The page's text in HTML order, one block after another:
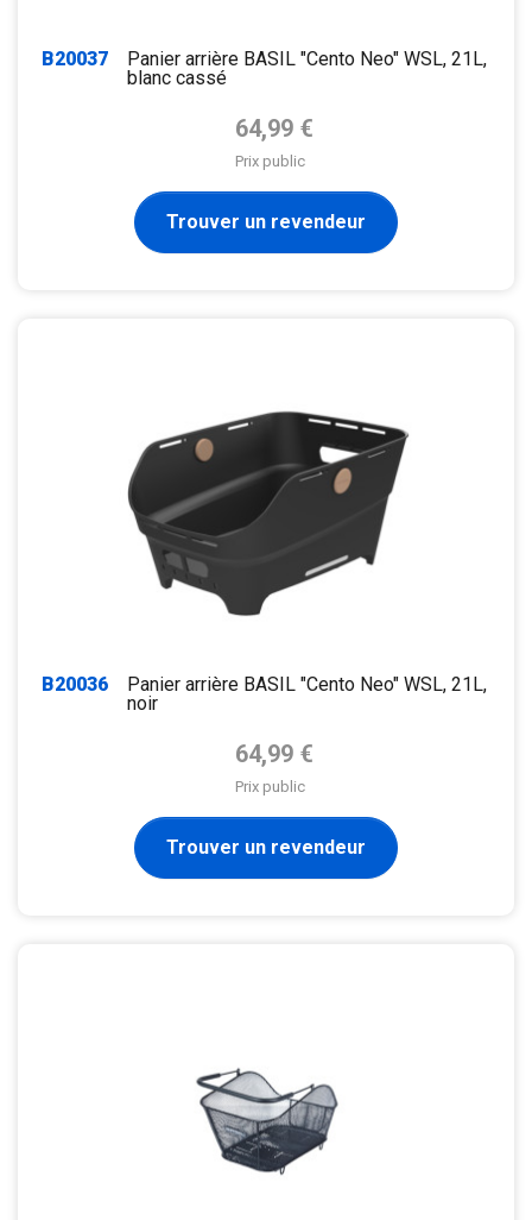
B20037
Panier arrière BASIL "Cento Neo" WSL, 21L,
blanc cassé
Prix de base
64,99 €
Prix public
Trouver un revendeur
B20036
Panier arrière BASIL "Cento Neo" WSL, 21L,
noir
Prix de base
64,99 €
Prix public
Trouver un revendeur